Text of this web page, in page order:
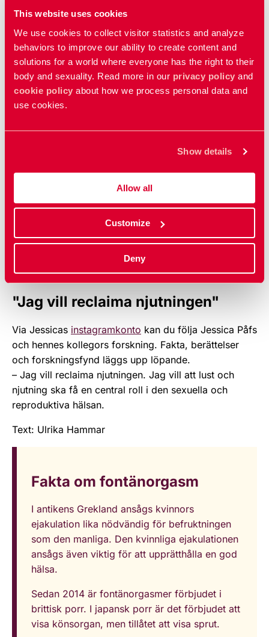
This website uses cookies
We use cookies to collect visitor statistics and analyze
behaviors to improve our ability to create content and
solutions for a world where everyone has the right to their
body and sexuality. Read more in our privacy policy and
cookie policy about how we process personal data and
use cookies.
Show details
Allow all
Customize
Deny
Jessica Påfs var nyligen med i den populära
podden Alla våra ligg. In och lyssna på avsnitt
149! Foto: Alla våra ligg
Hennes föredrag tar upp allt från fontänorgasmens
består av. Så mycket mer tid har hon inte att lägga på
– RFSU är en så fantastisk organisation helt utan
motsvarighet. Som motverkar begränsande normer
och lyfter kunskap kring sexualitet. Det är en
självklarhet att fortsätta vara medlem, fast jag inte är
lika aktiv längre.
"Jag vill reclaima njutningen"
Via Jessicas instagramkonto kan du följa Jessica Påfs
och hennes kollegors forskning. Fakta, berättelser
och forskningsfynd läggs upp löpande.
– Jag vill reclaima njutningen. Jag vill att lust och
njutning ska få en central roll i den sexuella och
reproduktiva hälsan.
Text: Ulrika Hammar
Fakta om fontänorgasm
I antikens Grekland ansågs kvinnors
ejakulation lika nödvändig för befruktningen
som den manliga. Den kvinnliga ejakulationen
ansågs även viktig för att upprätthålla en god
hälsa.
Sedan 2014 är fontänorgasmer förbjudet i
brittisk porr. I japansk porr är det förbjudet att
visa könsorgan, men tillåtet att visa sprut.